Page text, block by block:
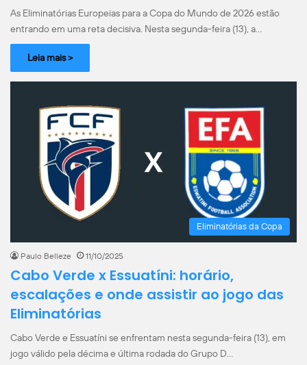
As Eliminatórias Europeias para a Copa do Mundo de 2026 estão
entrando em uma reta decisiva. Nesta segunda-feira (13), a…
Leia mais >
Eliminatórias da Copa
Paulo Belleze 11/10/2025
Cabo Verde x Essuatíni: horário,
escalações e onde assistir ao jogo das
Eliminatórias
Cabo Verde e Essuatíni se enfrentam nesta segunda-feira (13), em
jogo válido pela décima e última rodada do Grupo D…